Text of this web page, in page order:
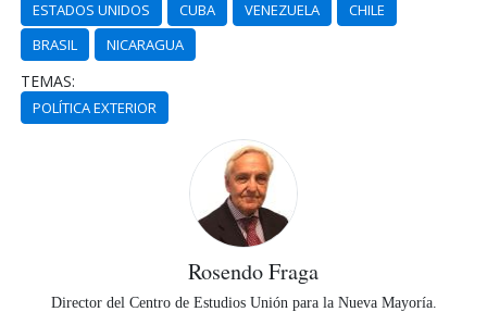
ESTADOS UNIDOS CUBA VENEZUELA
CHILE
BRASIL
NICARAGUA
TEMAS:
POLÍTICA EXTERIOR
Rosendo Fraga
Director del Centro de Estudios Unión para la Nueva Mayoría.